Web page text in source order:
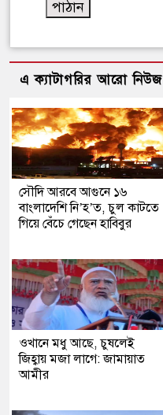
এ ক্যাটাগরির আরো নিউজ
সৌদি আরবে আগুনে ১৬
বাংলাদেশি নি’হ’ত, চুল কাটতে
গিয়ে বেঁচে গেছেন হাবিবুর
ওখানে মধু আছে, চুষলেই
জিহ্বায় মজা লাগে: জামায়াত
আমীর